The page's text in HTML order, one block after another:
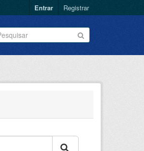
Entrar Registrar